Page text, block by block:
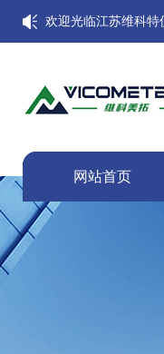
欢迎光临江苏维科特
网站首页